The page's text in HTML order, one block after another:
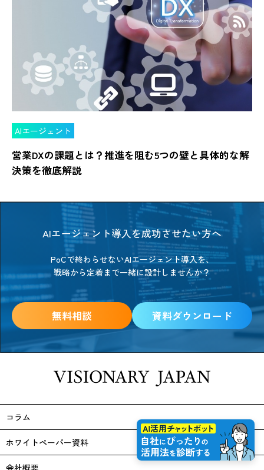
AIエージェント
営業DXの課題とは？推進を阻む5つの壁と具体的な解
決策を徹底解説
AIエージェント導入を成功させたい方へ
PoCで終わらせないAIエージェント導入を、
戦略から定着まで一緒に設計しませんか？
無料相談 資料ダウンロード
コラム
ホワイトペーパー資料